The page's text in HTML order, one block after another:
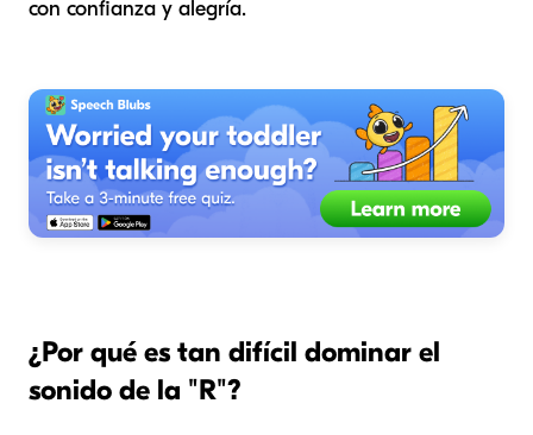
con confianza y alegría.
¿Por qué es tan difícil dominar el
sonido de la "R"?